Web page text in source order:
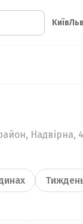
Київ
Надвірна,